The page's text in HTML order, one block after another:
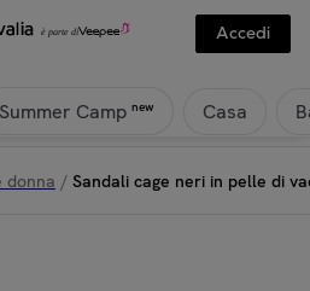
Accedi
Summer Camp new Casa
donna / Sandali cage neri in pelle di